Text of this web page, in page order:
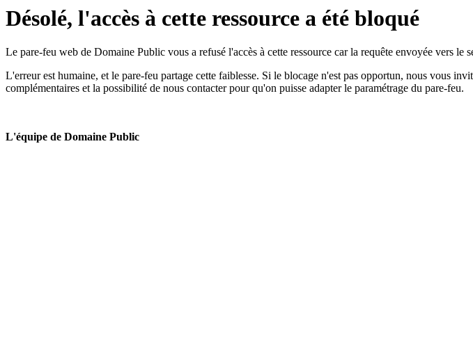
Désolé, l'accès à cette ressource a été bloqué
Le pare-feu web de Domaine Public vous a refusé l'accès à cette ressource car la requête envoyée vers le
L'erreur est humaine, et le pare-feu partage cette faiblesse. Si le blocage n'est pas opportun, nous vous
complémentaires et la possibilité de nous contacter pour qu'on puisse adapter le paramétrage du pare-feu.
L'équipe de Domaine Public